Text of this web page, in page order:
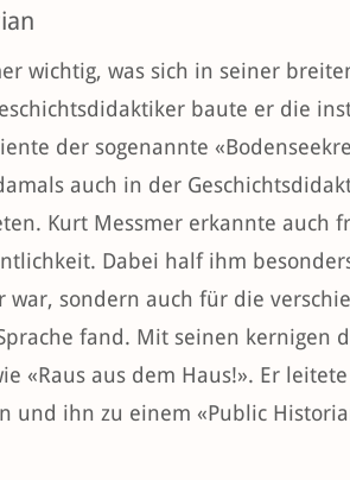
wichtig, was sich in seiner
baute er die
der sogenannte
auch in der
Kurt Messmer erkannte auch
Dabei half ihm
sondern auch für die
fand. Mit seinen kernigen
«Raus aus dem Haus!». Er
und ihn zu einem «Public